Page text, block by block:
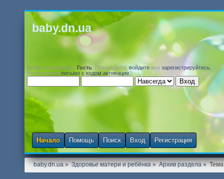
baby.dn.ua
Добро пожаловать, Гость . Пожалуйста,войдите или зарегистрируйтесь
Не получили письмо с кодом активации?
Начало Помощь Поиск Вход Регистрация
baby.dn.ua» Здоровье матери и ребёнка» Архив раздела»